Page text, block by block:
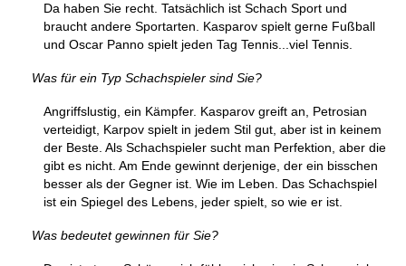
Da haben Sie recht. Tatsächlich ist Schach Sport und
braucht andere Sportarten. Kasparov spielt gerne Fußball
und Oscar Panno spielt jeden Tag Tennis...viel Tennis.
Was für ein Typ Schachspieler sind Sie?
Angriffslustig, ein Kämpfer. Kasparov greift an, Petrosian
verteidigt, Karpov spielt in jedem Stil gut, aber ist in keinem
der Beste. Als Schachspieler sucht man Perfektion, aber die
gibt es nicht. Am Ende gewinnt derjenige, der ein bisschen
besser als der Gegner ist. Wie im Leben. Das Schachspiel
ist ein Spiegel des Lebens, jeder spielt, so wie er ist.
Was bedeutet gewinnen für Sie?